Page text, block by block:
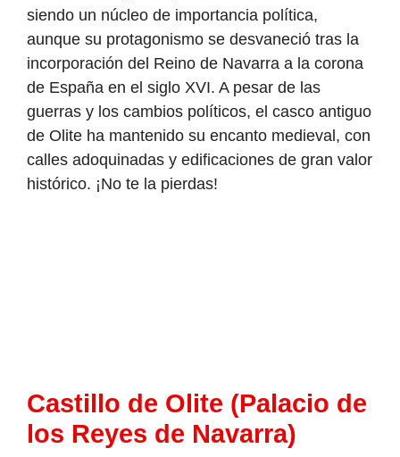
siendo un núcleo de importancia política,
aunque su protagonismo se desvaneció tras la
incorporación del Reino de Navarra a la corona
de España en el siglo XVI. A pesar de las
guerras y los cambios políticos, el casco antiguo
de Olite ha mantenido su encanto medieval, con
calles adoquinadas y edificaciones de gran valor
histórico. ¡No te la pierdas!
Castillo de Olite (Palacio de
los Reyes de Navarra)